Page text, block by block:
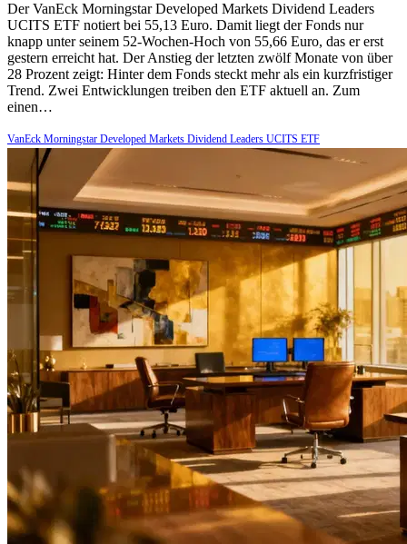
Der VanEck Morningstar Developed Markets Dividend Leaders
UCITS ETF notiert bei 55,13 Euro. Damit liegt der Fonds nur
knapp unter seinem 52-Wochen-Hoch von 55,66 Euro, das er erst
gestern erreicht hat. Der Anstieg der letzten zwölf Monate von über
28 Prozent zeigt: Hinter dem Fonds steckt mehr als ein kurzfristiger
Trend. Zwei Entwicklungen treiben den ETF aktuell an. Zum
einen…
VanEck Morningstar Developed Markets Dividend Leaders UCITS ETF